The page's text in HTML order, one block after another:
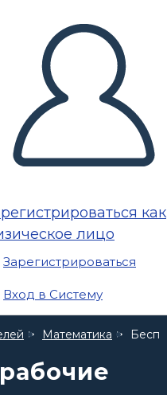
как
лицо
Зарегистрироваться
Вход в Систему
Математика